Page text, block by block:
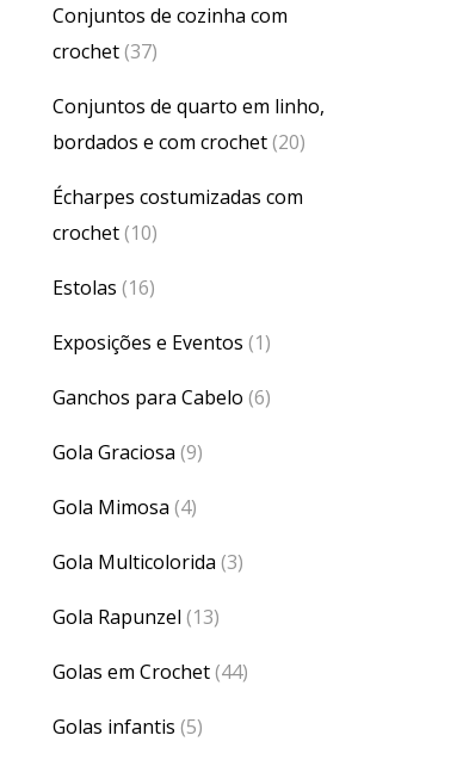
Conjuntos de cozinha com
crochet(37)
Conjuntos de quarto em linho,
bordados e com crochet(20)
Écharpes costumizadas com
crochet(10)
Estolas (16)
Exposições e Eventos (1)
Ganchos para Cabelo (6)
Gola Graciosa (9)
Gola Mimosa (4)
Gola Multicolorida (3)
Gola Rapunzel (13)
Golas em Crochet(44)
Golas infantis (5)